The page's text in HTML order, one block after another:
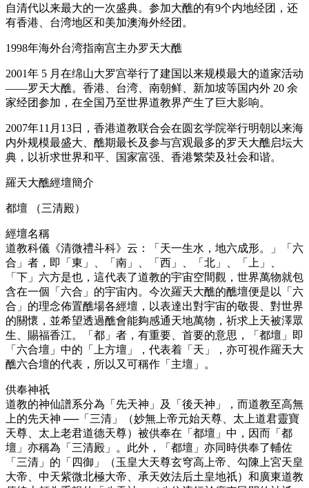
自清代以来最大的一次盛典。参加大醮的有9个内地经团，还
有香港、台湾地区和美加澳海外经团。
1998年海外台湾指南宫主办罗天大醮
2001年 5 月在绵山大罗宫举行了建国以来规模最大的道家活动
——罗天大醮。香港、台湾、南朝鲜、新加坡等国内外 20 余
家经团参加，在全国乃至世界道教界产生了巨大影响。
2007年11月13日，香港道教联合会在圆玄学院举行明朝以来海
内外规模最盛大、醮期最长及参与宫观最多的罗天大醮启坛大
典，以祈求世界和平、国家富强、香港繁荣及社会和谐。
羅天大醮經壇簡介
都壇 （三清殿）
經壇名稱
道教科儀《清微禮斗科》云：「天一生水，地六成形。」「六
合」者，即「東」、「南」、「西」、「北」、「上」、
「下」六方是也，這代表了道教的宇宙空間觀，世界萬物就包
含在一個「六合」的宇宙內。今次羅天大醮的醮壇便是以「六
合」的理念佈置醮場各經壇，以表達出對宇宙的敬畏、對世界
的關懷，並希望透過醮會能夠感通天地萬物，祈求上天被澤眾
生、賜福香江。「都」者，有重要、首要的意思，「都壇」即
「六合壇」中的「上方壇」，代表着「天」，亦可視作羅天大
醮六合壇的代表，所以又可稱作「主壇」。
供奉神祇
道教的神仙譜系分為「先天神」及「後天神」，而道教至高無
上的先天神 ──「三清」（妙無上帝元始天尊、太上道君靈寶
天尊、太上老君道德天尊）被供奉在「都壇」中，因而「都
壇」亦稱為「三清殿」。此外，「都壇」亦同時供奉了輔佐
「三清」的「四御」（玉皇大天尊玄穹高上帝、勾陳上宮天皇
大帝、中天紫微北極大帝、承天效法后土皇地祇）和廣東道教